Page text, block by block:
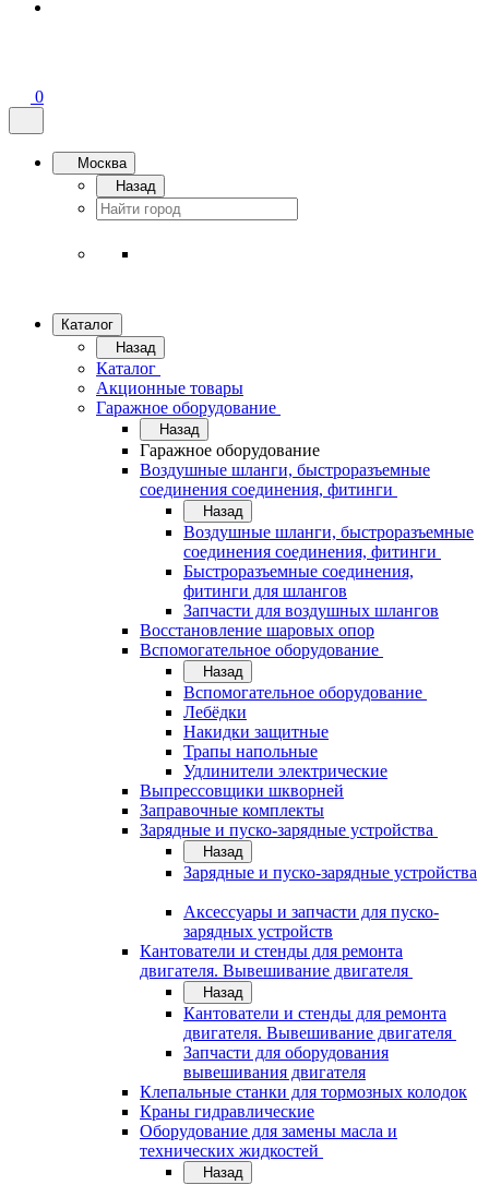
0
Москва
Назад
Каталог
Назад
Каталог
Акционные товары
Гаражное оборудование
Назад
Гаражное оборудование
Воздушные шланги, быстроразъемные
соединения соединения, фитинги
Назад
Воздушные шланги, быстроразъемные
соединения соединения, фитинги
Быстроразъемные соединения,
фитинги для шлангов
Запчасти для воздушных шлангов
Восстановление шаровых опор
Вспомогательное оборудование
Назад
Вспомогательное оборудование
Лебёдки
Накидки защитные
Трапы напольные
Удлинители электрические
Выпрессовщики шкворней
Заправочные комплекты
Зарядные и пуско-зарядные устройства
Назад
Зарядные и пуско-зарядные устройства
Аксессуары и запчасти для пуско-
зарядных устройств
Кантователи и стенды для ремонта
двигателя. Вывешивание двигателя
Назад
Кантователи и стенды для ремонта
двигателя. Вывешивание двигателя
Запчасти для оборудования
вывешивания двигателя
Клепальные станки для тормозных колодок
Краны гидравлические
Оборудование для замены масла и
технических жидкостей
Назад